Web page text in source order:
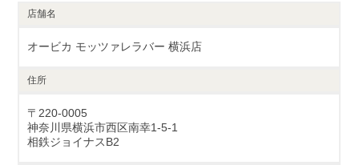
店舗名
オービカ モッツァレラバー 横浜店
住所
〒220-0005
神奈川県横浜市西区南幸1-5-1
相鉄ジョイナスB2